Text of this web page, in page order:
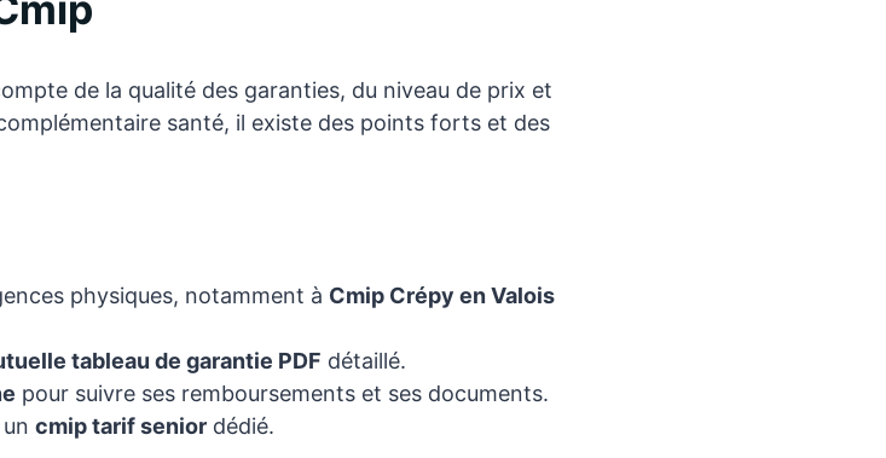
de la qualité des garanties, du niveau de prix et
santé, il existe des points forts et des
physiques, notamment à Cmip Crépy en Valois
tableau de garantie PDF détaillé.
pour suivre ses remboursements et ses documents.
cmip tarif senior dédié.